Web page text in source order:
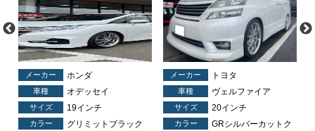
メーカー ホンダ
車種 オデッセイ
サイズ 19インチ
カラー
グリミットブラック
メーカー トヨタ
車種 ヴェルファイア
サイズ 20インチ
カラー
GRシルバーカットク